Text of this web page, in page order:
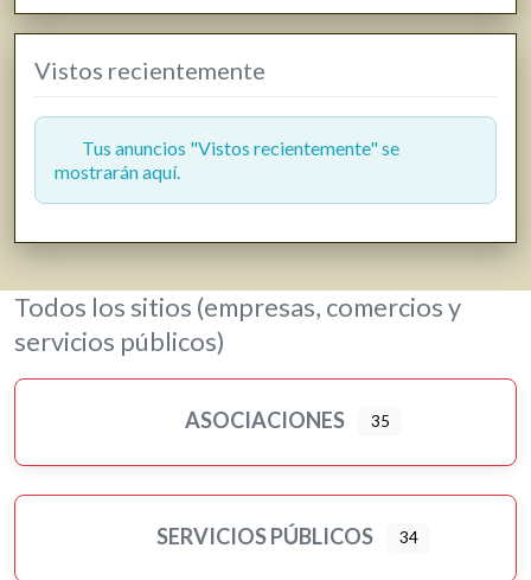
Vistos recientemente
Tus anuncios "Vistos recientemente" se
mostrarán aquí.
Todos los sitios (empresas, comercios y
servicios públicos)
ASOCIACIONES 35
SERVICIOS PÚBLICOS 34